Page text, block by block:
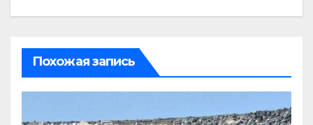
Похожая запись